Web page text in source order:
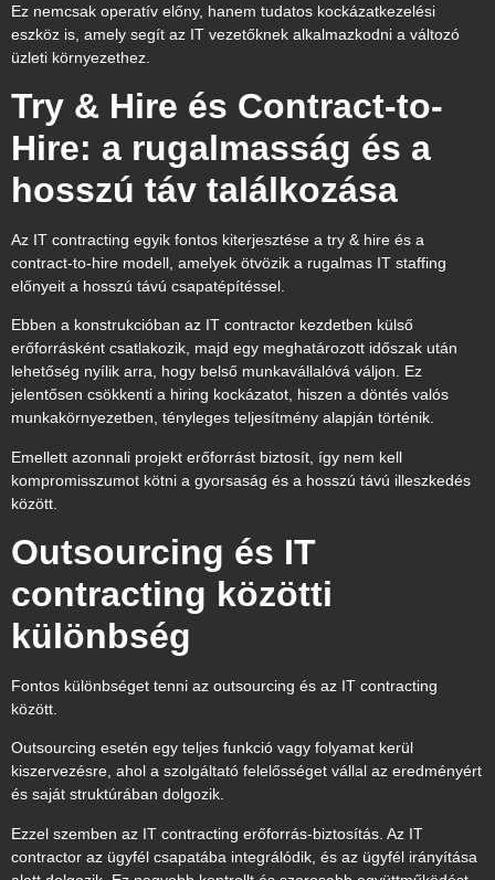
Ez nemcsak operatív előny, hanem tudatos kockázatkezelési
eszköz is, amely segít az IT vezetőknek alkalmazkodni a változó
üzleti környezethez.
Try & Hire és Contract-to-
Hire: a rugalmasság és a
hosszú táv találkozása
Az IT contracting egyik fontos kiterjesztése a try & hire és a
contract-to-hire modell, amelyek ötvözik a rugalmas IT staffing
előnyeit a hosszú távú csapatépítéssel.
Ebben a konstrukcióban az IT contractor kezdetben külső
erőforrásként csatlakozik, majd egy meghatározott időszak után
lehetőség nyílik arra, hogy belső munkavállalóvá váljon. Ez
jelentősen csökkenti a hiring kockázatot, hiszen a döntés valós
munkakörnyezetben, tényleges teljesítmény alapján történik.
Emellett azonnali projekt erőforrást biztosít, így nem kell
kompromisszumot kötni a gyorsaság és a hosszú távú illeszkedés
között.
Outsourcing és IT
contracting közötti
különbség
Fontos különbséget tenni az outsourcing és az IT contracting
között.
Outsourcing esetén egy teljes funkció vagy folyamat kerül
kiszervezésre, ahol a szolgáltató felelősséget vállal az eredményért
és saját struktúrában dolgozik.
Ezzel szemben az IT contracting erőforrás-biztosítás. Az IT
contractor az ügyfél csapatába integrálódik, és az ügyfél irányítása